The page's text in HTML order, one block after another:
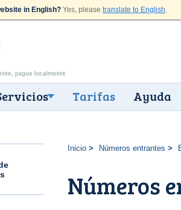
in English? Yes, please translate to English.
Tarifas Ayuda
Inicio Números entrantes
Números